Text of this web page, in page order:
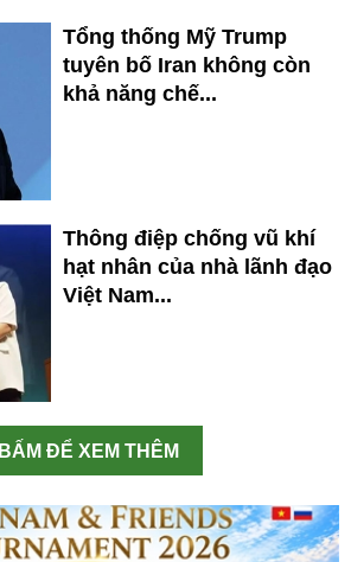
Tổng thống Mỹ Trump
tuyên bố Iran không còn
khả năng chế...
Thông điệp chống vũ khí
hạt nhân của nhà lãnh đạo
Việt Nam...
BẤM ĐỂ XEM THÊM